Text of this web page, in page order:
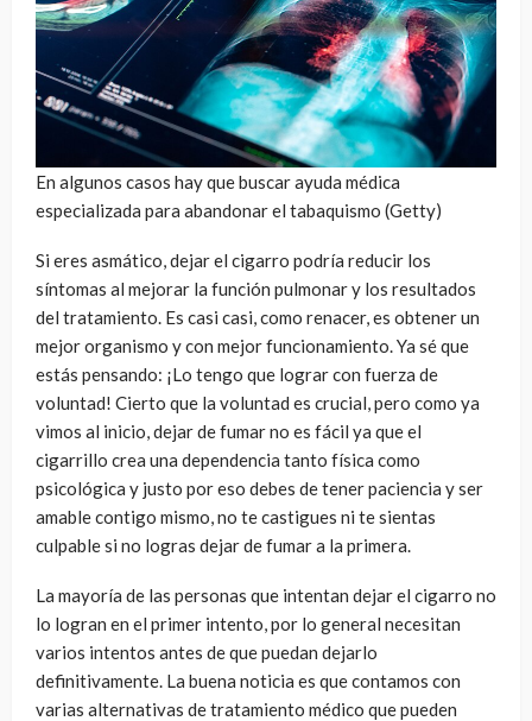
En algunos casos hay que buscar ayuda médica
especializada para abandonar el tabaquismo (Getty)
Si eres asmático, dejar el cigarro podría reducir los
síntomas al mejorar la función pulmonar y los resultados
del tratamiento. Es casi casi, como renacer, es obtener un
mejor organismo y con mejor funcionamiento. Ya sé que
estás pensando: ¡Lo tengo que lograr con fuerza de
voluntad! Cierto que la voluntad es crucial, pero como ya
vimos al inicio, dejar de fumar no es fácil ya que el
cigarrillo crea una dependencia tanto física como
psicológica y justo por eso debes de tener paciencia y ser
amable contigo mismo, no te castigues ni te sientas
culpable si no logras dejar de fumar a la primera.
La mayoría de las personas que intentan dejar el cigarro no
lo logran en el primer intento, por lo general necesitan
varios intentos antes de que puedan dejarlo
definitivamente. La buena noticia es que contamos con
varias alternativas de tratamiento médico que pueden